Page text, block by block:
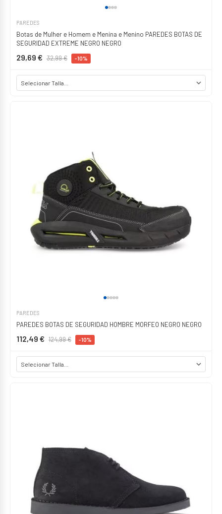
PAREDES
Botas de Mulher e Homem e Menina e Menino PAREDES BOTAS DE
SEGURIDAD EXTREME NEGRO NEGRO
29,69 € 32,99 € -10%
PAREDES
PAREDES BOTAS DE SEGURIDAD HOMBRE MORFEO NEGRO NEGRO
112,49 € 124,99 € -10%